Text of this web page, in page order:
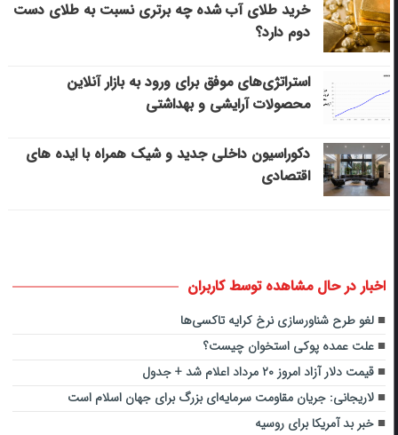
خرید طلای آب شده چه برتری نسبت به طلای دست
دوم دارد؟
استراتژی‌های موفق برای ورود به بازار آنلاین
محصولات آرایشی و بهداشتی
دکوراسیون داخلی جدید و شیک همراه با ایده های
اقتصادی
اخبار در حال مشاهده توسط کاربران
لغو ­طرح شناورسازی نرخ کرایه تاکسی‌ها
علت عمده پوکی استخوان چیست؟
قیمت دلار آزاد امروز ۲۰ مرداد اعلام شد + جدول
لاریجانی: جریان مقاومت سرمایه‌ای بزرگ برای جهان اسلام است
خبر بد آمریکا برای روسیه